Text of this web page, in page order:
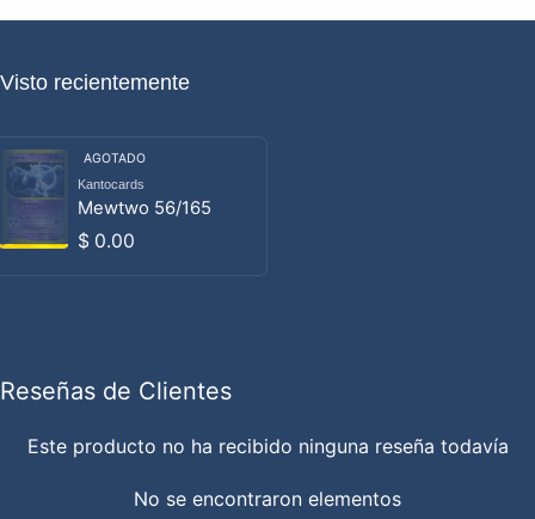
Visto recientemente
AGOTADO
Proveedor:
Kantocards
Mewtwo 56/165
Precio habitual
$ 0.00
Reseñas de Clientes
Este producto no ha recibido ninguna reseña todavía
No se encontraron elementos